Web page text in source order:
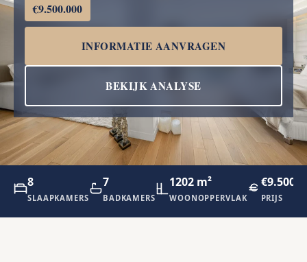
€9.500.000
INFORMATIE AANVRAGEN
BEKIJK ANALYSE
8
SLAAPKAMERS
7
BADKAMERS
1202 m²
WOONOPPERVLAK PRIJS